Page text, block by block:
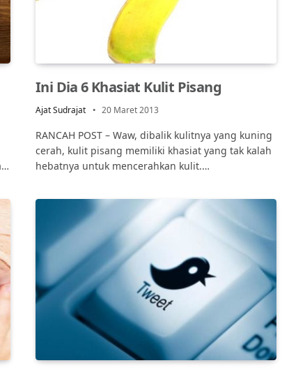
Ini Dia 6 Khasiat Kulit Pisang
Ajat Sudrajat 20 Maret 2013
RANCAH POST – Waw, dibalik kulitnya yang kuning
cerah, kulit pisang memiliki khasiat yang tak kalah
hebatnya untuk mencerahkan kulit.…